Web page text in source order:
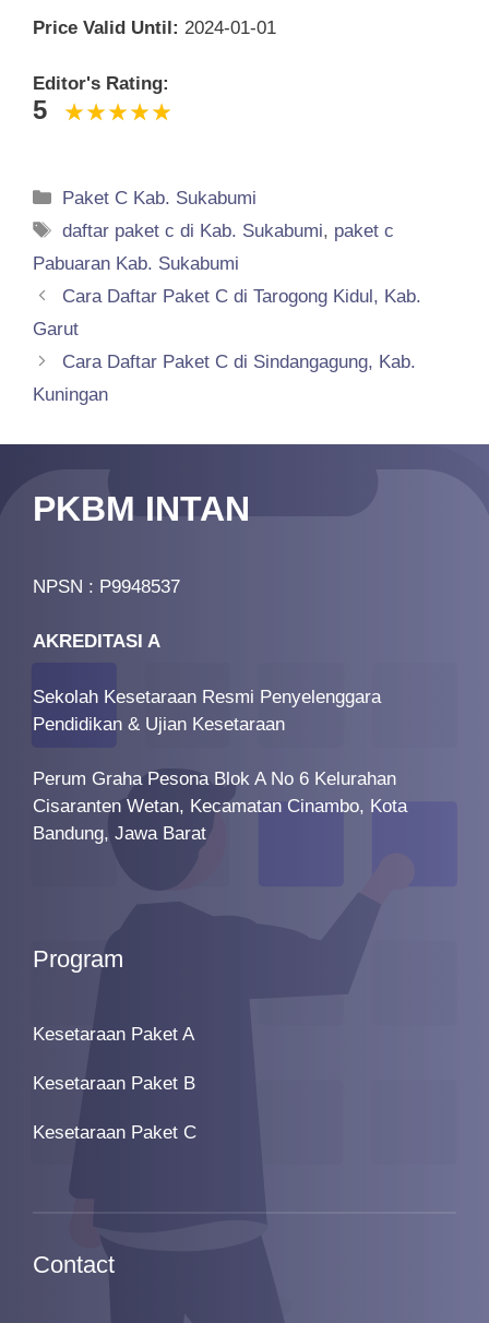
Price Valid Until: 2024-01-01
Editor's Rating:
5
Categories
Paket C Kab. Sukabumi
Tags
daftar paket c di Kab. Sukabumi, paket c
Pabuaran Kab. Sukabumi
Cara Daftar Paket C di Tarogong Kidul, Kab.
Garut
Cara Daftar Paket C di Sindangagung, Kab.
Kuningan
PKBM INTAN
NPSN : P9948537
AKREDITASI A
Sekolah Kesetaraan Resmi Penyelenggara
Pendidikan & Ujian Kesetaraan
Perum Graha Pesona Blok A No 6 Kelurahan
Cisaranten Wetan, Kecamatan Cinambo, Kota
Bandung, Jawa Barat
Program
Kesetaraan Paket A
Kesetaraan Paket B
Kesetaraan Paket C
Contact